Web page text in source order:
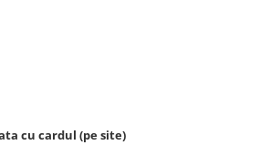
cu cardul (pe site)